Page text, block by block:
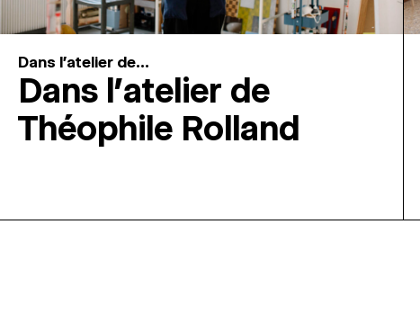
Dans l'atelier de...
Dans l’atelier de
Théophile Rolland